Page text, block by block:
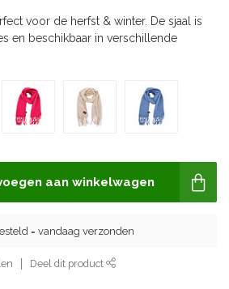
voor de herfst & winter. De sjaal is
en beschikbaar in verschillende
aan winkelwagen
= vandaag verzonden
Deel dit product